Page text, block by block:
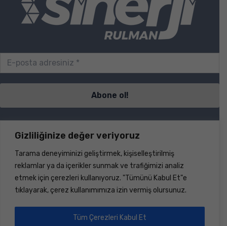
Gizliliğinize değer veriyoruz
Tarama deneyiminizi geliştirmek, kişiselleştirilmiş
reklamlar ya da içerikler sunmak ve trafiğimizi analiz
etmek için çerezleri kullanıyoruz. "Tümünü Kabul Et"e
tıklayarak, çerez kullanımımıza izin vermiş olursunuz.
Tüm Çerezleri Kabul Et
Sayfalar
S.S.S.
İletişim
Ürünler
Haberler
Hakkımızda
Dökümanlar